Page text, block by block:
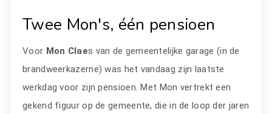
Twee Mon's, één pensioen
Voor Mon Claes van de gemeentelijke garage (in de
brandweerkazerne) was het vandaag zijn laatste
werkdag voor zijn pensioen. Met Mon vertrekt een
gekend figuur op de gemeente, die in de loop der jaren